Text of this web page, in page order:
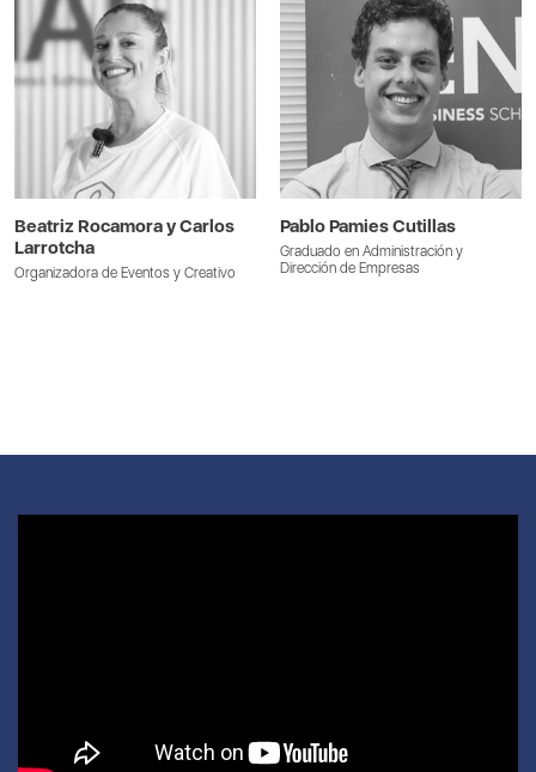
Beatriz Rocamora y Carlos
Larrotcha
Organizadora de Eventos y Creativo
Pablo Pamies Cutillas
Graduado en Administración y
Dirección de Empresas